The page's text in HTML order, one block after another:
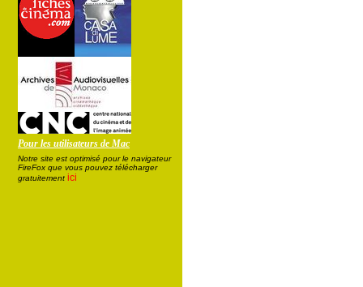
Pour les utilisateurs de Mac
Notre site est optimisé pour le navigateur
FireFox que vous pouvez télécharger
gratuitement ici